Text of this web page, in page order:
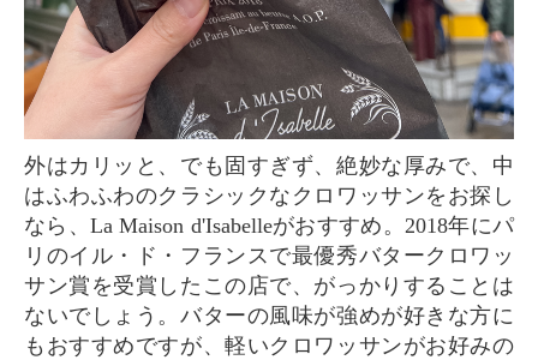
外はカリッと、でも固すぎず、絶妙な厚みで、中
はふわふわのクラシックなクロワッサンをお探し
なら、La Maison d'Isabelleがおすすめ。2018年にパ
リのイル・ド・フランスで最優秀バタークロワッ
サン賞を受賞したこの店で、がっかりすることは
ないでしょう。バターの風味が強めが好きな方に
もおすすめですが、軽いクロワッサンがお好みの